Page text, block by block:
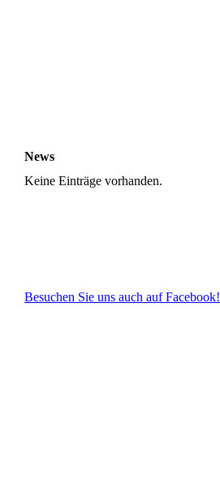
News
Keine Einträge vorhanden.
Besuchen Sie uns auch auf Facebook!